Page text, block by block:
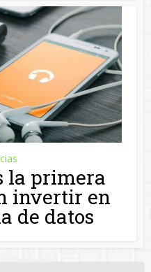
la primera
invertir en
de datos